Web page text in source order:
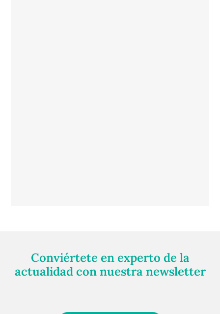
Conviértete en experto de la
actualidad con nuestra newsletter